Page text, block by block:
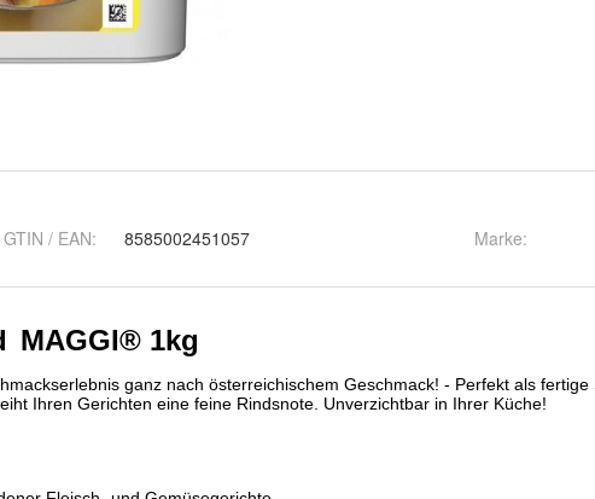
GTIN / EAN: 8585002451057 Marke: